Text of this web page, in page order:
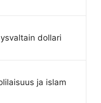
dollari
ja islam